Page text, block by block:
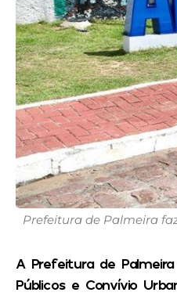
Prefeitura de Palmeira
A Prefeitura de
Públicos e Convívio